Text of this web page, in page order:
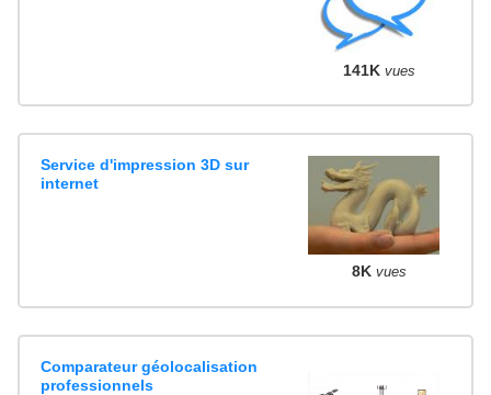
141K vues
Service d'impression 3D sur
internet
8K vues
Comparateur géolocalisation
professionnels